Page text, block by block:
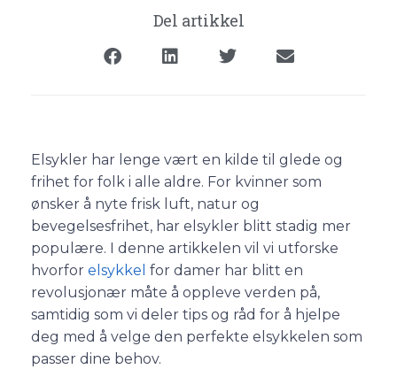
Del artikkel
Elsykler har lenge vært en kilde til glede og
frihet for folk i alle aldre. For kvinner som
ønsker å nyte frisk luft, natur og
bevegelsesfrihet, har elsykler blitt stadig mer
populære. I denne artikkelen vil vi utforske
hvorfor elsykkel for damer har blitt en
revolusjonær måte å oppleve verden på,
samtidig som vi deler tips og råd for å hjelpe
deg med å velge den perfekte elsykkelen som
passer dine behov.